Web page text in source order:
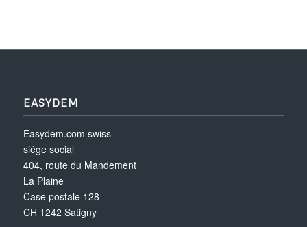
EASYDEM
Easydem.com swiss
siége social
404, route du Mandement
La Plaine
Case postale 128
CH 1242 Satigny